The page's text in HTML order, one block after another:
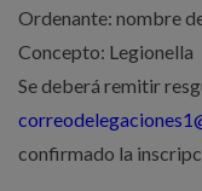
Ordenante: nombre
Concepto: Legionella
Se deberá remitir
confirmado la